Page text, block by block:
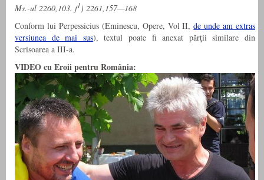
Ms.-ul 2260,103. f1 ) 2261,157—168
Conform lui Perpessicius (Eminescu, Opere, Vol II,de unde am extras
versiunea de mai sus), textul poate fi anexat părţii similare din
Scrisoarea a III-a.
VIDEO cu Eroii pentru România: